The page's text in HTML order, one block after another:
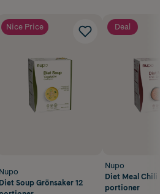
Nice Price
Nupo
Diet Soup Grönsaker 12
Deal
Nupo
Diet Meal Chili
portioner